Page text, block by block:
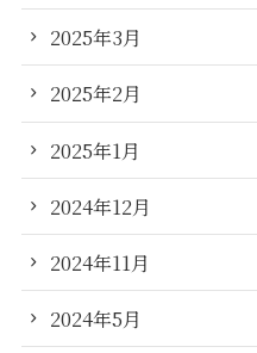
2025年3月
2025年2月
2025年1月
2024年12月
2024年11月
2024年5月